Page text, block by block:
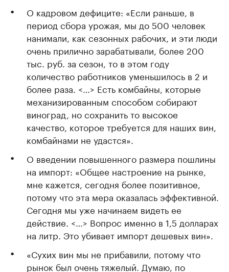
О кадровом дефиците: «Если раньше, в
период сбора урожая, мы до 500 человек
нанимали, как сезонных рабочих, и эти люди
очень прилично зарабатывали, более 200
тыс. руб. за сезон, то в этом году
количество работников уменьшилось в 2 и
более раза. <…> Есть комбайны, которые
механизированным способом собирают
виноград, но сохранить то высокое
качество, которое требуется для наших вин,
комбайнами не удастся».
О введении повышенного размера пошлины
на импорт: «Общее настроение на рынке,
мне кажется, сегодня более позитивное,
потому что эта мера оказалась эффективной.
Сегодня мы уже начинаем видеть ее
действие. <…> Вопрос именно в 1,5 долларах
на литр. Это убивает импорт дешевых вин».
«Сухих вин мы не прибавили, потому что
рынок был очень тяжелый. Думаю, по